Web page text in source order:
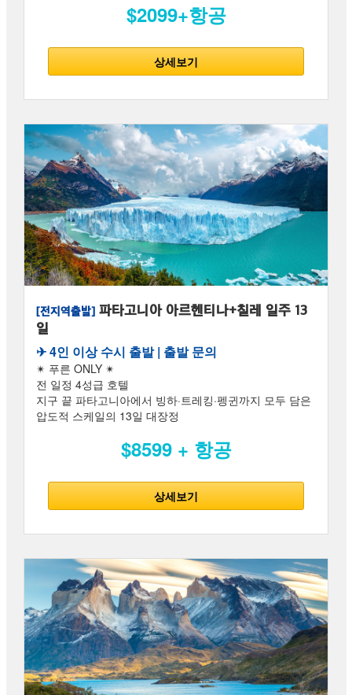
$2099+항공
상세보기
[전지역출발] 파타고니아 아르헨티나+칠레 일주 13
일
✈︎ 4인 이상 수시 출발 | 출발 문의
✴ 푸른 ONLY ✴
전 일정 4성급 호텔
지구 끝 파타고니아에서 빙하·트레킹·펭귄까지 모두 담은
압도적 스케일의 13일 대장정
$8599 + 항공
상세보기